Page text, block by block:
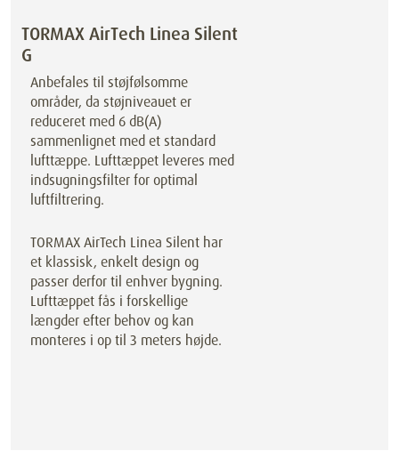
TORMAX AirTech Linea Silent
G
Anbefales til støjfølsomme
områder, da støjniveauet er
reduceret med 6 dB(A)
sammenlignet med et standard
lufttæppe. Lufttæppet leveres med
indsugningsfilter for optimal
luftfiltrering.
TORMAX AirTech Linea Silent har
et klassisk, enkelt design og
passer derfor til enhver bygning.
Lufttæppet fås i forskellige
længder efter behov og kan
monteres i op til 3 meters højde.